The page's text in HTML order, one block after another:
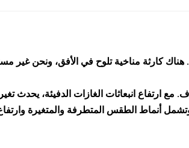
كارثة مناخية تلوح في الأفق، ونحن غير
ارتفاع انبعاثات الغازات الدفيئة، يحدث تغير
أنماط الطقس المتطرفة والمتغيرة